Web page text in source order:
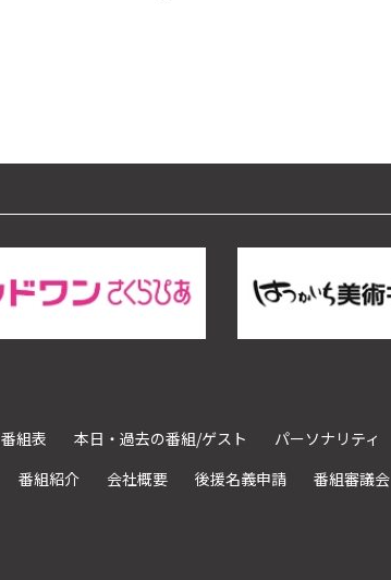
番組表 本日・過去の番組/ゲスト パーソナリティ
番組紹介 会社概要 後援名義申請 番組審議会